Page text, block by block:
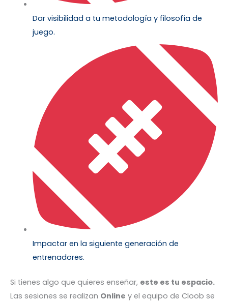
Dar visibilidad a tu metodología y filosofía de
juego.
Impactar en la siguiente generación de
entrenadores.
Si tienes algo que quieres enseñar, este es tu espacio.
Las sesiones se realizan Online y el equipo de Cloob se